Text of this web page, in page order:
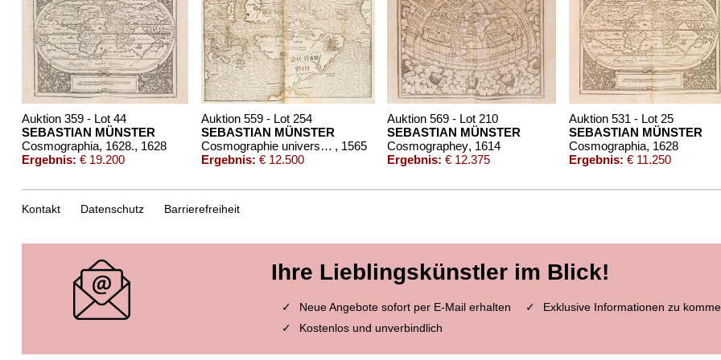
Auktion 359 - Lot 44
SEBASTIAN MÜNSTER
Cosmographia, 1628., 1628
Ergebnis: € 19.200
Auktion 559 - Lot 254
SEBASTIAN MÜNSTER
Cosmographie universelle , 1565
Ergebnis: € 12.500
Auktion 569 - Lot 210
SEBASTIAN MÜNSTER
Cosmographey, 1614
Ergebnis: € 12.375
Auktion 531 - Lot 25
SEBASTIAN MÜNSTER
Cosmographia, 1628
Ergebnis: € 11.250
SEBASTIAN MÜNSTER
SEBASTIAN MÜNSTER
SEBASTIAN MÜNSTER
SEBASTIAN
Kontakt Datenschutz Barrierefreiheit
Ihre Lieblingskünstler im Blick!
Neue Angebote sofort per E-Mail erhalten
Exklusive Informationen zu
Kostenlos und unverbindlich